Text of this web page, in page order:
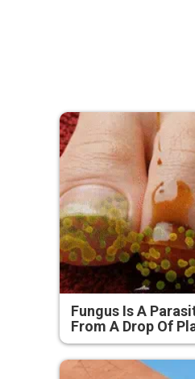
Fungus Is A
From A Drop Of